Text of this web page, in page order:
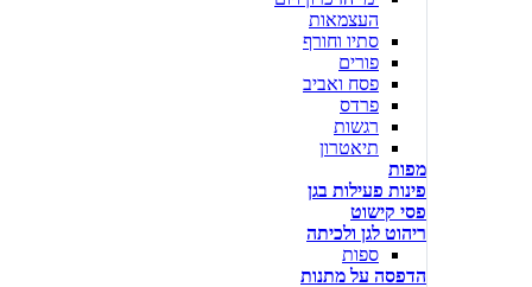
העצמאות
סתיו וחורף
פורים
פסח ואביב
פרדס
רגשות
תיאטרון
מפות
פינות פעילות בגן
פסי קישוט
ריהוט לגן ולכיתה
ספות
הדפסה על מתנות